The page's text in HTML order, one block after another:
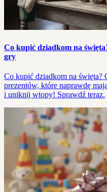
Co kupić dziadkom na
gry
Co kupić dziadkom na
prezentów, które naprawdę
i uniknij wtopy! Sprawdź teraz.